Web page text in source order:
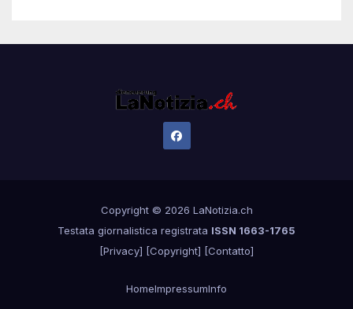
Copyright © 2026 LaNotizia.ch
Testata giornalistica registrata ISSN 1663-1765
[Privacy] [Copyright] [Contatto]
HomeImpressumInfo